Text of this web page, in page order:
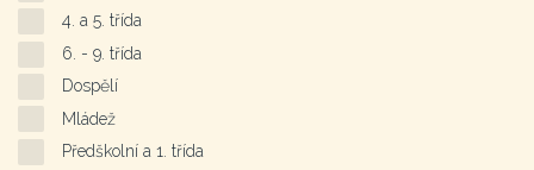
4. a 5. třída
6. - 9. třída
Dospělí
Mládež
Předškolní a 1. třída